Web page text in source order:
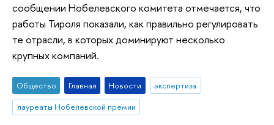
сообщении Нобелевского комитета отмечается, что
работы Тироля показали, как правильно регулировать
те отрасли, в которых доминируют несколько
крупных компаний.
Общество Главная Новости
экспертиза
лауреаты Нобелевской премии